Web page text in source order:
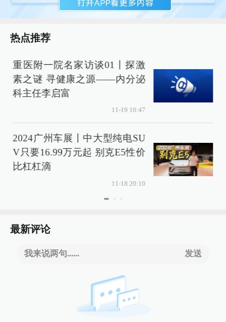
热点推荐
重医附一院名家访谈01丨探激
素之谜 寻健康之源——内分泌
科主任李启富
11-19 10:47
2024广州车展丨中大型纯电SU
V只要16.99万元起 别克E5性价
比杠杠滴
11-18 20:10
最新评论
我来说两句...... 发送